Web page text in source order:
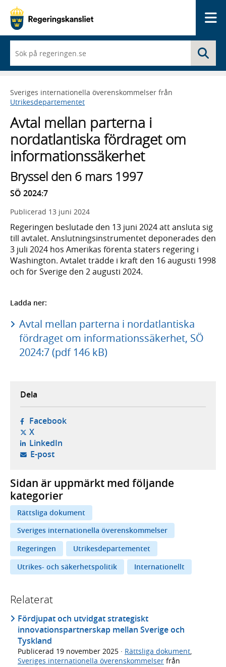
du
börjar
skriva
framträder
en
med
sökförslag
Sveriges internationella överenskommelser från
Utrikesdepartementet
Avtal mellan parterna i
nordatlantiska fördraget om
informationssäkerhet
Bryssel den 6 mars 1997
SÖ 2024:7
Publicerad 13 juni 2024
Regeringen beslutade den 13 juni 2024 att ansluta sig
till avtalet. Anslutningsinstrumentet deponerades den
3 juli 2024 hos Amerikas förenta staters regering i
Washington. Avtalet trädde i kraft den 16 augusti 1998
och för Sverige den 2 augusti 2024.
Ladda ner:
Avtal mellan parterna i nordatlantiska
fördraget om informationssäkerhet, SÖ
2024:7 (pdf 146 kB)
Dela
Facebook- öppnas i ny flik, extern webbplats,
X- öppnas i ny flik, extern webbplats,
LinkedIn- öppnas i ny flik, extern webbplats,
E-post- öppnar din e-postklient,
Sidan är uppmärkt med följande
kategorier
Rättsliga dokument
Sveriges internationella överenskommelser
Regeringen
Utrikesdepartementet
Utrikes- och säkerhetspolitik
Internationellt
Relaterat
Fördjupat och utvidgat strategiskt
innovationspartnerskap mellan Sverige och
Tyskland
Publicerad 19 november 2025 · Rättsliga dokument
Sveriges internationella överenskommelser från